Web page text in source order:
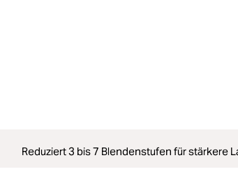
Reduziert 3 bis 7 Blendenstufen für stärkere